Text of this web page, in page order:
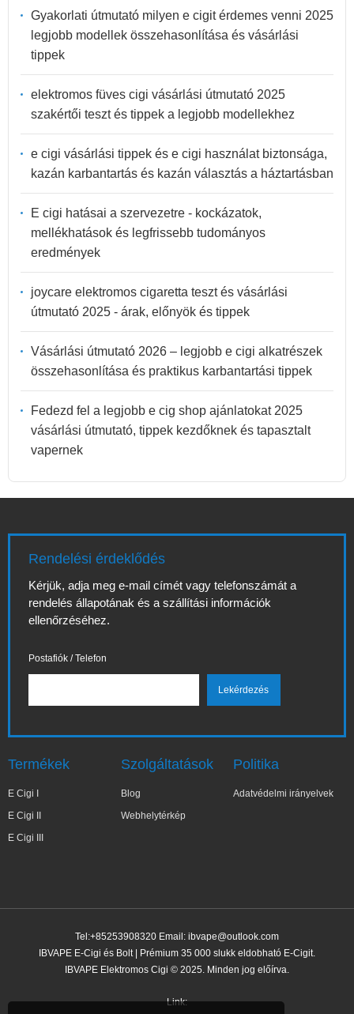
Gyakorlati útmutató milyen e cigit érdemes venni 2025
legjobb modellek összehasonlítása és vásárlási
tippek
elektromos füves cigi vásárlási útmutató 2025
szakértői teszt és tippek a legjobb modellekhez
e cigi vásárlási tippek és e cigi használat biztonsága,
kazán karbantartás és kazán választás a háztartásban
E cigi hatásai a szervezetre - kockázatok,
mellékhatások és legfrissebb tudományos
eredmények
joycare elektromos cigaretta teszt és vásárlási
útmutató 2025 - árak, előnyök és tippek
Vásárlási útmutató 2026 – legjobb e cigi alkatrészek
összehasonlítása és praktikus karbantartási tippek
Fedezd fel a legjobb e cig shop ajánlatokat 2025
vásárlási útmutató, tippek kezdőknek és tapasztalt
vapernek
Rendelési érdeklődés
Kérjük, adja meg e-mail címét vagy telefonszámát a
rendelés állapotának és a szállítási információk
ellenőrzéséhez.
Postafiók / Telefon
Termékek
E Cigi I
E Cigi II
E Cigi III
Szolgáltatások
Blog
Webhelytérkép
Politika
Adatvédelmi irányelvek
Tel:+85253908320 Email: ibvape@outlook.com
IBVAPE E-Cigi és Bolt | Prémium 35 000 slukk eldobható E-Cigit.
IBVAPE Elektromos Cigi © 2025. Minden jog előírva.
Link: